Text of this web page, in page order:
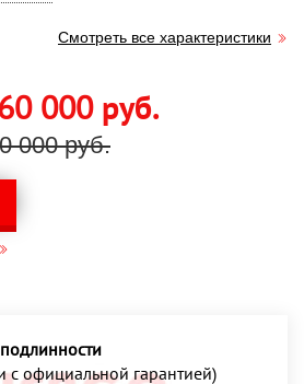
Смотреть все характеристики
000 руб.
000 руб.
с официальной гарантией)